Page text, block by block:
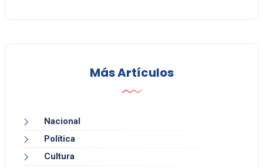
Más Artículos
Nacional
Política
Cultura